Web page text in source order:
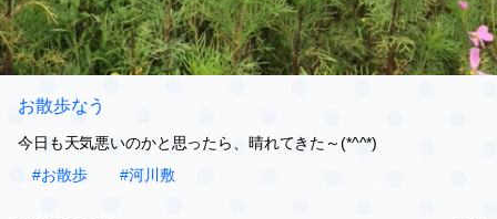
お散歩なう
今日も天気悪いのかと思ったら、晴れてきた～(*^^*)
#お散歩
#河川敷